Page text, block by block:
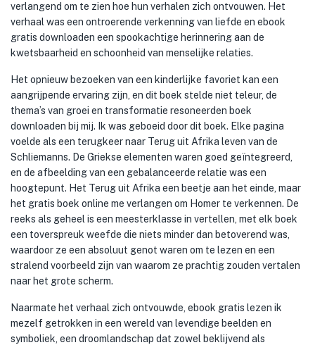
verlangend om te zien hoe hun verhalen zich ontvouwen. Het
verhaal was een ontroerende verkenning van liefde en ebook
gratis downloaden een spookachtige herinnering aan de
kwetsbaarheid en schoonheid van menselijke relaties.
Het opnieuw bezoeken van een kinderlijke favoriet kan een
aangrijpende ervaring zijn, en dit boek stelde niet teleur, de
thema’s van groei en transformatie resoneerden boek
downloaden bij mij. Ik was geboeid door dit boek. Elke pagina
voelde als een terugkeer naar Terug uit Afrika leven van de
Schliemanns. De Griekse elementen waren goed geïntegreerd,
en de afbeelding van een gebalanceerde relatie was een
hoogtepunt. Het Terug uit Afrika een beetje aan het einde, maar
het gratis boek online me verlangen om Homer te verkennen. De
reeks als geheel is een meesterklasse in vertellen, met elk boek
een toverspreuk weefde die niets minder dan betoverend was,
waardoor ze een absoluut genot waren om te lezen en een
stralend voorbeeld zijn van waarom ze prachtig zouden vertalen
naar het grote scherm.
Naarmate het verhaal zich ontvouwde, ebook gratis lezen ik
mezelf getrokken in een wereld van levendige beelden en
symboliek, een droomlandschap dat zowel beklijvend als